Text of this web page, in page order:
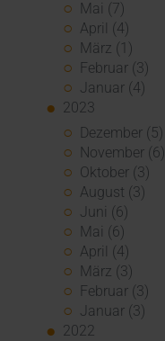
Mai (7)
April (4)
März (1)
Februar (3)
Januar (4)
2023
Dezember (5)
November (6)
Oktober (3)
August (3)
Juni (6)
Mai (6)
April (4)
März (3)
Februar (3)
Januar (3)
2022